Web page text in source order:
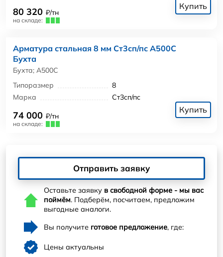
80 320 ₽/тн
на складе:
Купить
Арматура стальная 8 мм Ст3сп/пс А500С
Бухта
Бухта; А500С
Типоразмер
8
Марка
Ст3сп/пс
74 000 ₽/тн
на складе:
Купить
Отправить заявку
Оставьте заявку в свободной форме - мы вас
поймём. Подберём, посчитаем, предложим
выгодные аналоги.
Вы получите готовое предложение, где:
Цены актуальны